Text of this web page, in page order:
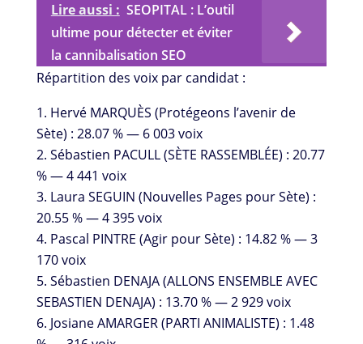
Lire aussi : SEOPITAL : L’outil
ultime pour détecter et éviter
la cannibalisation SEO
Répartition des voix par candidat :
Hervé MARQUÈS (Protégeons l’avenir de
Sète) : 28.07 % — 6 003 voix
Sébastien PACULL (SÈTE RASSEMBLÉE) : 20.77
% — 4 441 voix
Laura SEGUIN (Nouvelles Pages pour Sète) :
20.55 % — 4 395 voix
Pascal PINTRE (Agir pour Sète) : 14.82 % — 3
170 voix
Sébastien DENAJA (ALLONS ENSEMBLE AVEC
SEBASTIEN DENAJA) : 13.70 % — 2 929 voix
Josiane AMARGER (PARTI ANIMALISTE) : 1.48